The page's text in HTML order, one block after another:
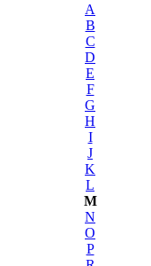
A
B
C
D
E
F
G
H
I
J
K
L
M
N
O
P